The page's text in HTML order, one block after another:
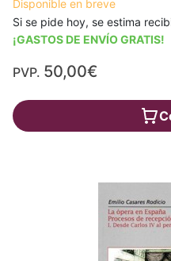
Disponible en breve
Si se pide hoy, se estima
¡GASTOS DE ENVÍO GRATIS!
PVP. 50,00€